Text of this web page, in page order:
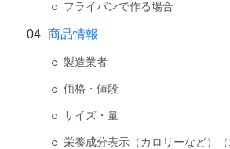
フライパンで作る場合
商品情報
製造業者
価格・値段
サイズ・量
栄養成分表示（カロリーなど）（